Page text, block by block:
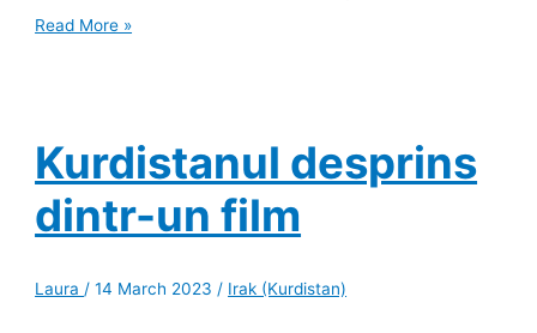
Amedi,
Read More »
Kurdistanul desprins
dintr-un film
Laura /14 March 2023 / Irak (Kurdistan)